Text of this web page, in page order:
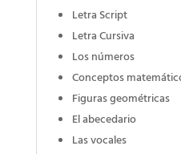
Letra Script
Letra Cursiva
Los números
Conceptos
Figuras geométricas
El abecedario
Las vocales